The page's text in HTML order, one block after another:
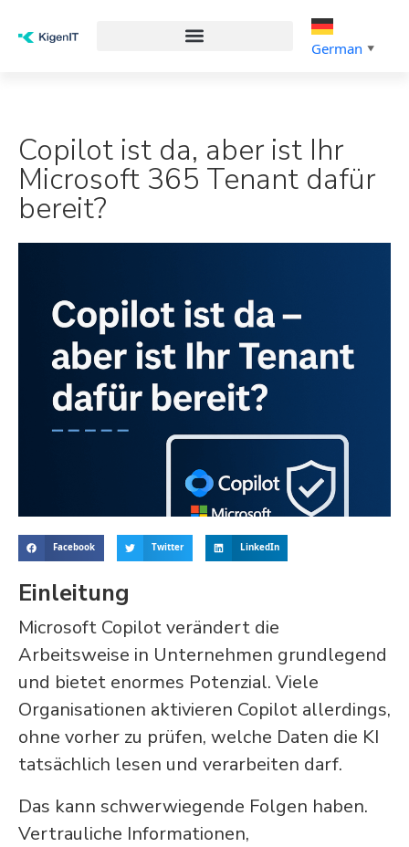
German ▼
Copilot ist da, aber ist Ihr
Microsoft 365 Tenant dafür
bereit?
Facebook Twitter LinkedIn
Einleitung
Microsoft Copilot verändert die
Arbeitsweise in Unternehmen grundlegend
und bietet enormes Potenzial. Viele
Organisationen aktivieren Copilot allerdings,
ohne vorher zu prüfen, welche Daten die KI
tatsächlich lesen und verarbeiten darf.
Das kann schwerwiegende Folgen haben.
Vertrauliche Informationen,